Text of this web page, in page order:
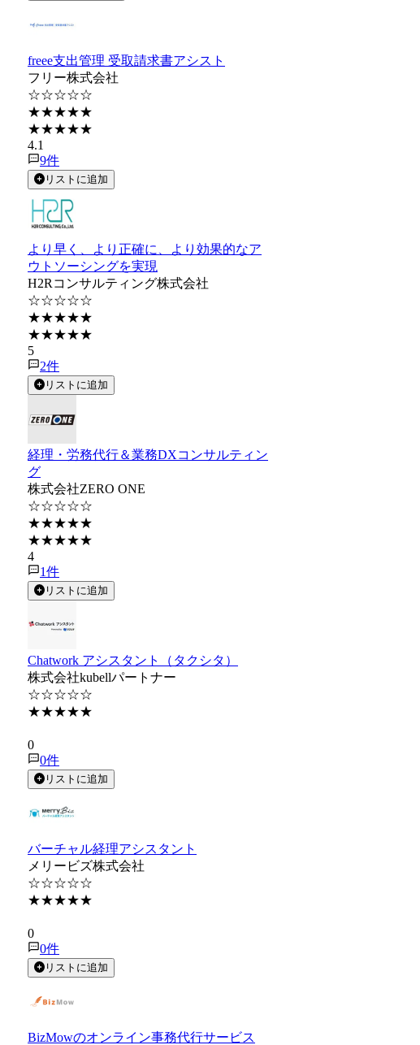
freee支出管理 受取請求書アシスト
フリー株式会社
☆☆☆☆☆
★★★★★
★★★★★
4.1
9件
リストに追加
より早く、より正確に、より効果的なア
ウトソーシングを実現
H2Rコンサルティング株式会社
☆☆☆☆☆
★★★★★
★★★★★
5
2件
リストに追加
経理・労務代行＆業務DXコンサルティン
グ
株式会社ZERO ONE
☆☆☆☆☆
★★★★★
★★★★★
4
1件
リストに追加
Chatwork アシスタント（タクシタ）
株式会社kubellパートナー
☆☆☆☆☆
★★★★★
0
0件
リストに追加
バーチャル経理アシスタント
メリービズ株式会社
☆☆☆☆☆
★★★★★
0
0件
リストに追加
BizMowのオンライン事務代行サービス